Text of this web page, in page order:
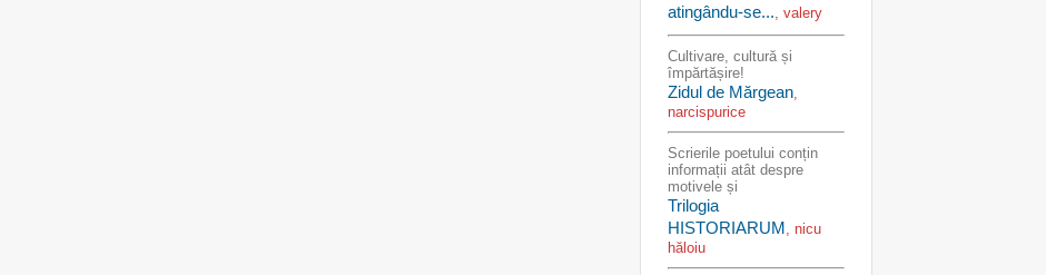
atingându-se..., valery
Cultivare, cultură și
împărtășire!
Zidul de Mărgean,
narcispurice
Scrierile poetului conțin
informații atât despre
motivele și
Trilogia
HISTORIARUM, nicu
hăloiu